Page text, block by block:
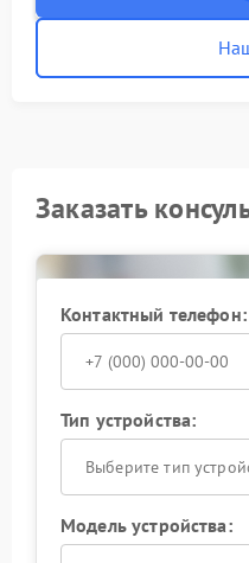
Заказать
Контактный телефон:
Тип устройства:
Выберите тип
Модель устройства: